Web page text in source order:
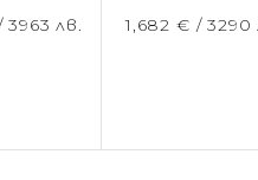
3963 лв. 1,682 € /3290